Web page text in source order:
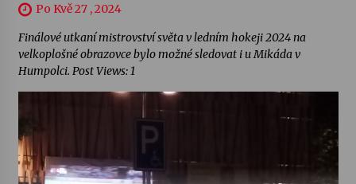
Po Kvě 27 , 2024
Finálové utkaní mistrovství světa v ledním hokeji 2024 na
velkoplošné obrazovce bylo možné sledovat i u Mikáda v
Humpolci. Post Views: 1